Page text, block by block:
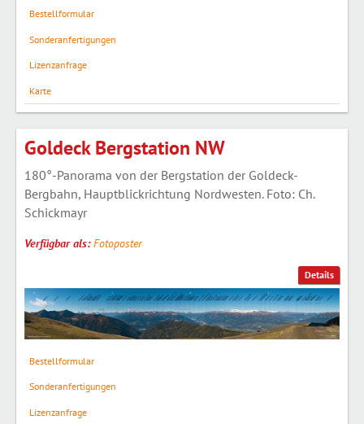
Bestellformular
Sonderanfertigungen
Lizenzanfrage
Karte
Details
Goldeck Bergstation NW
180°-Panorama von der Bergstation der Goldeck-
Bergbahn, Hauptblickrichtung Nordwesten. Foto: Ch.
Schickmayr
Verfügbar als:Fotoposter
Bestellformular
Sonderanfertigungen
Lizenzanfrage